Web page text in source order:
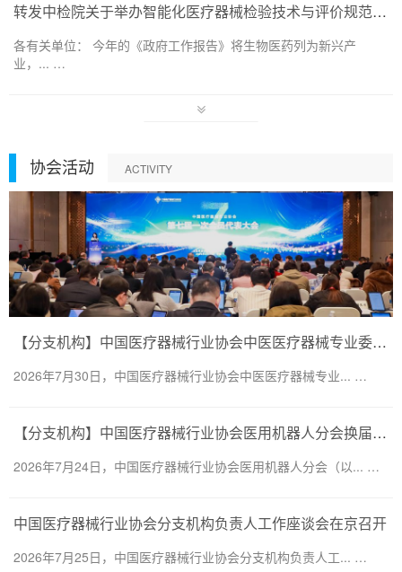
转发中检院关于举办智能化医疗器械检验技术与评价规范培训班的通知
各有关单位： 今年的《政府工作报告》将生物医药列为新兴产
业，... …
协会活动 ACTIVITY
【分支机构】中国医疗器械行业协会中医医疗器械专业委员会换届会议暨第二届一次委员大会圆满召开
2026年7月30日，中国医疗器械行业协会中医医疗器械专业... …
【分支机构】中国医疗器械行业协会医用机器人分会换届会议暨医用机器人创新大会顺利召开
2026年7月24日，中国医疗器械行业协会医用机器人分会（以... …
中国医疗器械行业协会分支机构负责人工作座谈会在京召开
2026年7月25日，中国医疗器械行业协会分支机构负责人工... …